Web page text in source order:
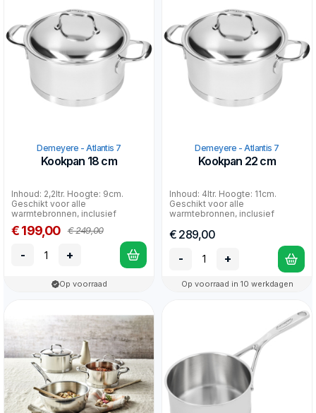
Demeyere - Atlantis 7
Kookpan 18 cm
Inhoud: 2,2ltr. Hoogte: 9cm.
Geschikt voor alle
warmtebronnen, inclusief
€ 199,00 € 249,00
- +
Op voorraad
Demeyere - Atlantis 7
Kookpan 22 cm
Inhoud: 4ltr. Hoogte: 11cm.
Geschikt voor alle
warmtebronnen, inclusief
fabriek...
€ 289,00
-
+
Op voorraad in 10 werkdagen